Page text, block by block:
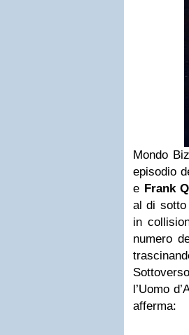
Mondo
episodio
e Frank
al di sotto
in
numero
l’Uomo
afferma: